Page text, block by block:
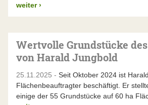
weiter ›
Wertvolle Grundstücke
von Harald Jungbold
25.11.2025 - Seit Oktober 2024 ist
Flächenbeauftragter beschäftigt. Er
einige der 55 Grundstücke auf 60 ha